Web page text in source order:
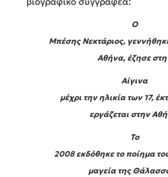
O
Μπέσης Νεκτάριος,
Αθήνα, έζησε
Αίγινα
μέχρι την ηλικία των 17,
εργάζεται στην
Το
2008 εκδόθηκε το ποίημα
μαγεία της